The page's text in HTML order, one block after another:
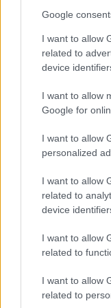
Google
I want to allow
related to
device
I want to allow
Google for
I want to allow
personalized
I want to allow
related to
device
I want to allow
related to
I want to allow
related to
Genesis
τους
πουλώντας
δίσκους. Ο Φιλ
τραγουδιστής
θαυμαστές